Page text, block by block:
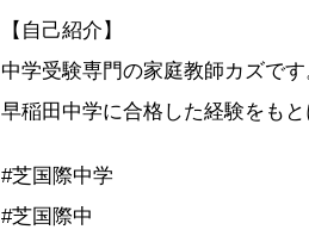
【自己紹介】
中学受験専門の家庭教師カズです
早稲田中学に合格した経験をもと
#芝国際中学
#芝国際中